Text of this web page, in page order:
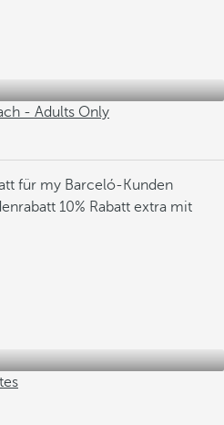
- Adults Only
für my Barceló-Kunden
10% Rabatt extra mit